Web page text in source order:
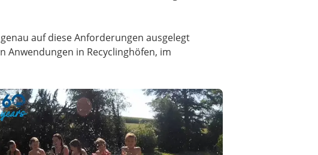
auf diese Anforderungen ausgelegt
in Recyclinghöfen, im